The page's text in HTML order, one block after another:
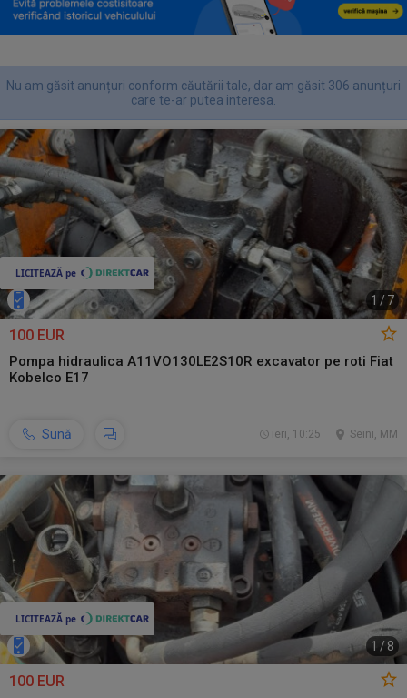
Nu am găsit anunțuri conform căutării tale, dar am găsit 306 anunțuri
care te-ar putea interesa.
1 / 7
100 EUR
Pompa hidraulica A11VO130LE2S10R excavator pe roti Fiat
Kobelco E17
Sună Seini, MM
ieri, 10:25
1 /8
100 EUR